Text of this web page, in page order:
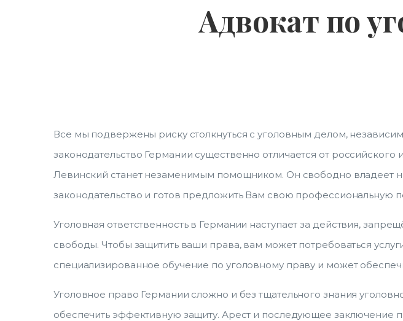
Адвокат по
Все мы подвержены риску столкнуться с уголовным делом,
законодательство Германии существенно отличается от
Левинский станет незаменимым помощником. Он свободно владеет
законодательство и готов предложить Вам свою профессиональную
Уголовная ответственность в Германии наступает за действия,
свободы. Чтобы защитить ваши права, вам может потребоваться
специализированное обучение по уголовному праву и может
Уголовное право Германии сложно и без тщательного знания
обеспечить эффективную защиту. Арест и последующее заключение